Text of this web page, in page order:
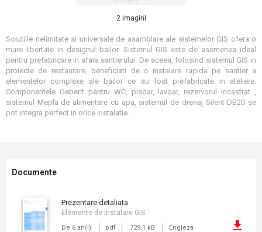
2 imagini
Solutiile nelimitate si universale de asamblare ale sistemelor GIS ofera o
mare libertate in designul bailor. Sistemul GIS este de asemenea ideal
pentru prefabricare in afara santierului. De aceea, folosind sistemul GIS in
proiecte de restaurare, beneficiati de o instalare rapida pe santier a
elementelor complexe ale bailor ce au fost prefabricate in ateliere.
Componentele Geberit pentru WC, pisoar, lavoar, rezervorul incastrat ,
sistemul Mepla de alimentare cu apa, sistemul de drenaj Silent DB20 se
pot integra perfect in orice instalatie.
Documente
prezentare detaliata
De 6 an(i) pdf 729.1 kB Engleza
Elemente de instalare GIS